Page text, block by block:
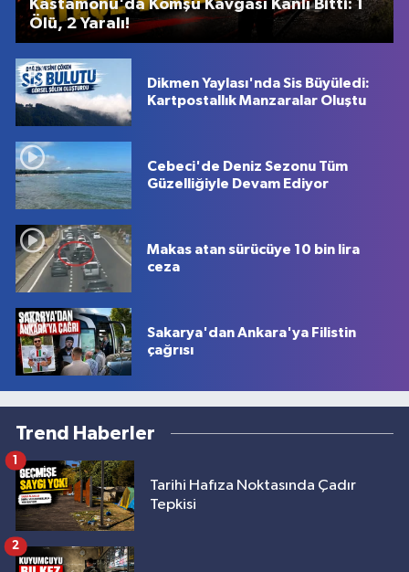
Kastamonu'da Komşu Kavgası Kanlı Bitti: 1
Ölü, 2 Yaralı!
Dikmen Yaylası'nda Sis Büyüledi:
Kartpostallık Manzaralar Oluştu
Cebeci'de Deniz Sezonu Tüm
Güzelliğiyle Devam Ediyor
Makas atan sürücüye 10 bin lira
ceza
Sakarya'dan Ankara'ya Filistin
çağrısı
Trend Haberler
Tarihi Hafıza Noktasında Çadır
Tepkisi
1
2